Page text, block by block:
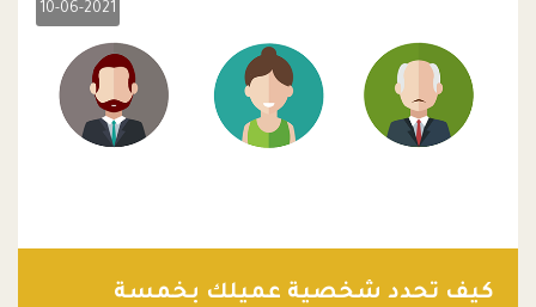
10-06-2021
كيف تحدد شخصية عميلك بخمسة